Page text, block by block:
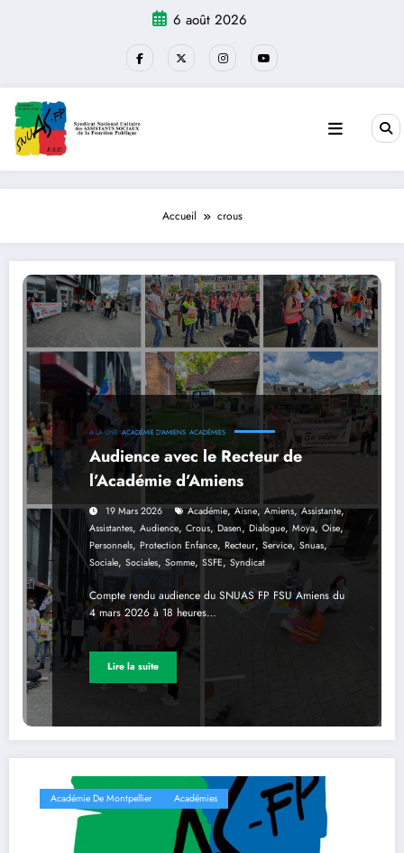
6 août 2026
Accueil crous
A LA UNE ACADÉMIE D’AMIENS ACADÉMIES
Audience avec le Recteur de
l’Académie d’Amiens
19 Mars 2026 Académie,Aisne, Amiens,Assistante,
Assistantes, Audience, Crous, Dasen, Dialogue, Moya, Oise,
Personnels, Protection Enfance, Recteur, Service,Snuas,
Sociale, Sociales, Somme, SSFE, Syndicat
Compte rendu audience du SNUAS FP FSU Amiens du
4 mars 2026 à 18 heures…
Lire la suite
Académie De Montpellier Académies